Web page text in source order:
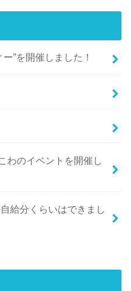
”を開催しました！
わのイベントを開催し
給分くらいはできまし